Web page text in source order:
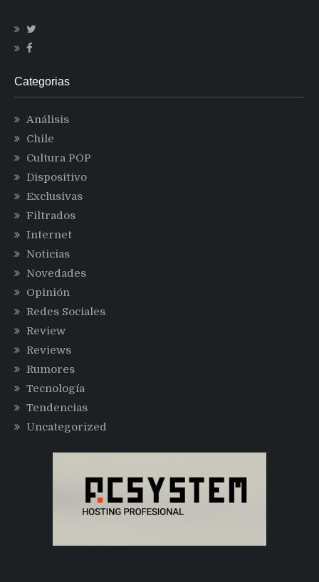
Categorias
Análisis
Chile
Cultura POP
Dispositivo
Exclusivas
Filtrados
Internet
Noticias
Novedades
Opinión
Redes Sociales
Review
Reviews
Rumores
Tecnología
Tendencias
Uncategorized